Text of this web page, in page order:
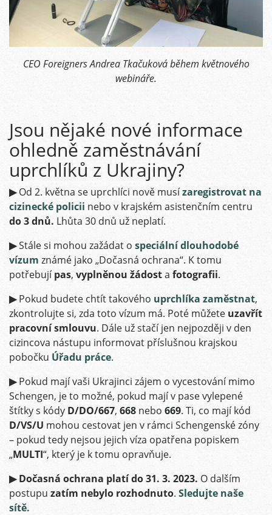
CEO Foreigners Andrea Tkačuková během květnového
webináře.
Jsou nějaké nové informace
ohledně zaměstnávání
uprchlíků z Ukrajiny?
▶Od 2. května se uprchlíci nově musízaregistrovat na
cizinecké policii nebo v krajském asistenčním centru
do 3 dnů. Lhůta 30 dnů už neplatí.
▶Stále si mohou zažádat o speciální dlouhodobé
vízum známé jako „Dočasná ochrana“. K tomu
potřebujípas, vyplněnou žádosta fotografii.
▶Pokud budete chtít takového uprchlíka zaměstnat,
zkontrolujte si, zda toto vízum má. Poté můžete uzavřít
pracovní smlouvu. Dále už stačí jen nejpozději v den
cizincova nástupu informovat příslušnou krajskou
pobočku Úřadu práce.
▶Pokud mají vaši Ukrajinci zájem o vycestování mimo
Schengen, je to možné, pokud mají v pase vylepené
štítky s kódy D/DO/667, 668 nebo 669. Ti, co mají kód
D/VS/U mohou cestovat jen v rámci Schengenské zóny
– pokud tedy nejsou jejich víza opatřena popiskem
„MULTI“, který je k tomu opravňuje.
▶ Dočasná ochrana platí do 31. 3. 2023. O dalším
postupu zatím nebylo rozhodnuto. Sledujte naše
sítě.